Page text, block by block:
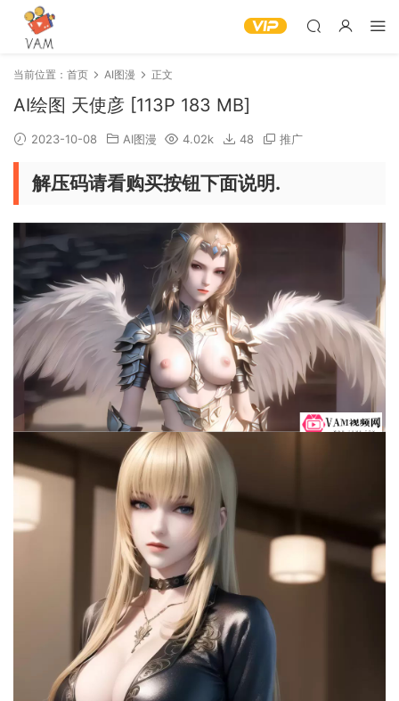
当前位置： 首页 AI图漫 正文
AI绘图 天使彦 [113P 183 MB]
2023-10-08 AI图漫 4.02k 48 推广
解压码请看购买按钮下面说明.